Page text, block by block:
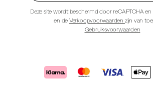
Deze site wordt beschermd door reCAPTCHA
en de Verkoopvoorwaarden zijn van
Gebruiksvoorwaarden